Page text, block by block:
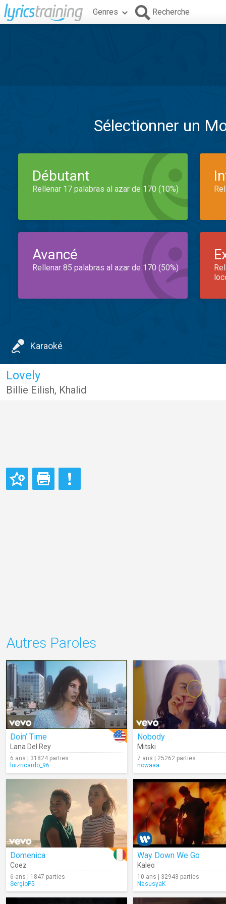
Genres Recherche
Sélectionner un
Débutant
Rellenar 17 palabras al azar de 170 (10%)
Avancé
Rellenar 85 palabras al azar de 170 (50%)
Karaoké
Lovely
Billie Eilish, Khalid
Autres Paroles
Doin’ Time
Lana Del Rey
6 ans | 31824 parties
luizricardo_96
Nobody
Mitski
7 ans | 25262 parties
nowaaa
Domenica
Coez
6 ans | 1847 parties
SergioP5
Way Down We Go
Kaleo
10 ans | 32943 parties
NasusyaK